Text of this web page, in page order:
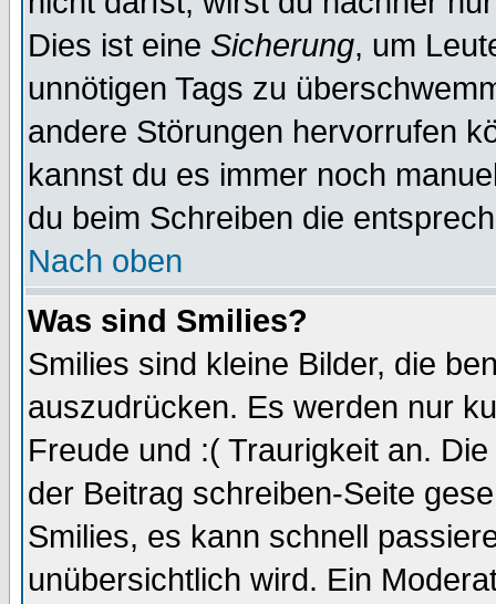
Dies ist eine Sicherung, um
unnötigen Tags zu
andere Störungen hervorrufen
kannst du es immer noch
du beim Schreiben die
Nach oben
Was sind Smilies?
Smilies sind kleine Bilder, die
auszudrücken. Es werden nur
Freude und :( Traurigkeit an.
der Beitrag schreiben-Seite
Smilies, es kann schnell
unübersichtlich wird. Ein